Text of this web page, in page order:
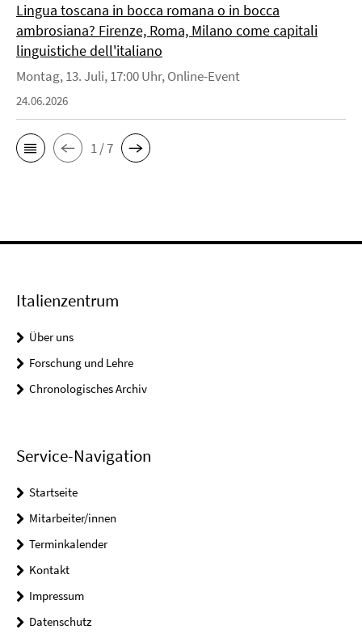
Lingua toscana in bocca romana o in bocca
ambrosiana? Firenze, Roma, Milano come capitali
linguistiche dell'italiano
Montag, 13. Juli, 17:00 Uhr, Online-Event
24.06.2026
1 / 7
Italienzentrum
Über uns
Forschung und Lehre
Chronologisches Archiv
Service-Navigation
Startseite
Mitarbeiter/innen
Terminkalender
Kontakt
Impressum
Datenschutz